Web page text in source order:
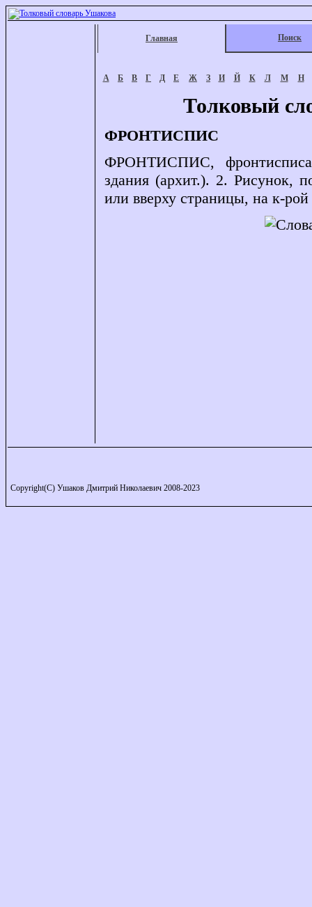
Главная Поиск
А Б В Г Д Е Ж З И Й К Л М Н
Толковый
ФРОНТИСПИС
ФРОНТИСПИС,
здания (архит.). 2. Рисунок,
или вверху страницы, на к-рой
Copyright(C) Ушаков Дмитрий Николаевич 2008-2023